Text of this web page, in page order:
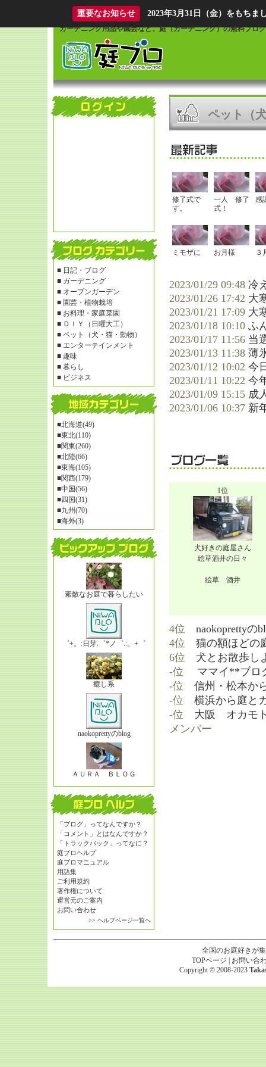
重要なお知らせ 2023年3月31日（金）をもちま
What is Niwablo?
ガーデニング用品や園芸など、庭（ガーデニング）の無料ブロ
■ 日記・ブログ
■ ガーデニング
■ オープンガーデン
■ 園芸・植物栽培
■ お料理・家庭菜園
■ ＤＩＹ（日曜大工）
■ ペット（犬・猫・動物）
■ エンターテインメント
■ 趣味
■ 暮らし
■ ビジネス
■北海道(49)
■東北(110)
■関東(260)
■北陸(66)
■東海(105)
■関西(179)
■中国(56)
■四国(31)
■九州(70)
■海外(3)
素敵なお庭で暮らしたい
゜+。:日芽.゜*ノ゜.:。+゜
癒し系
naokoprettyのblog
ＡＵＲＡ ＢＬＯＧ
「ブログ」ってなんですか？
「コメント」とはなんですか？
「トラックバック」ってなに？
庭ブロヘルプ
庭ブロマニュアル
用語集
ご利用規約
著作権について
運営元のご案内
お問い合わせ
>> ヘルプページ一覧へ
ペット（
修了式で
す。
一人 修了
式！
感
ミモザに お月様 ３
2023/01/29 09:48 冷
2023/01/26 17:42 大
2023/01/21 17:09 大
2023/01/18 10:10 ふ
2023/01/17 11:56 当
2023/01/13 11:38 薄
2023/01/12 10:02 今
2023/01/11 10:22 今
2023/01/09 15:15 成
2023/01/06 10:37 新
1位
犬好きの庭屋さん
絵草酒井の日々
絵草 酒井
4位 naokoprettyの
4位 猫の額ほどの
6位 犬とお散歩し
-位
ママイ**ブロ
-位 信州・松本か
-位 横浜から庭と
-位 大阪 オカモ
メンバー
全国のお庭好きが
TOPページ
お問い合
Copyright © 2008-2023